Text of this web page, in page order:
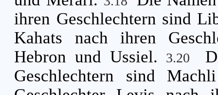
ihren Geschlechtern sind
Kahats nach ihren
Hebron und Ussiel.
3.20
Geschlechtern sind